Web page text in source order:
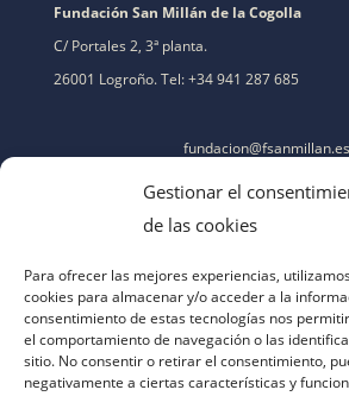
Gestionar el
de las cookies
Para ofrecer las mejores experiencias,
cookies para almacenar y/o acceder a la
consentimiento de estas tecnologías nos
el comportamiento de navegación o las
sitio. No consentir o retirar el consentimiento,
negativamente a ciertas características y
Fundación San Millán de la Cogolla
C/ Portales 2, 3ª planta.
26001 Logroño. Tel: +34 941 287 685
fundacion@fsanmillan.es